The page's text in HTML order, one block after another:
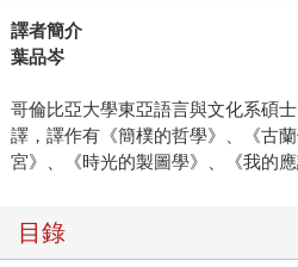
譯者簡介
葉品岑
哥倫比亞大學東亞語言與文化系碩
譯，譯作有《簡樸的哲學》、《古
宮》、《時光的製圖學》、《我的應
目錄